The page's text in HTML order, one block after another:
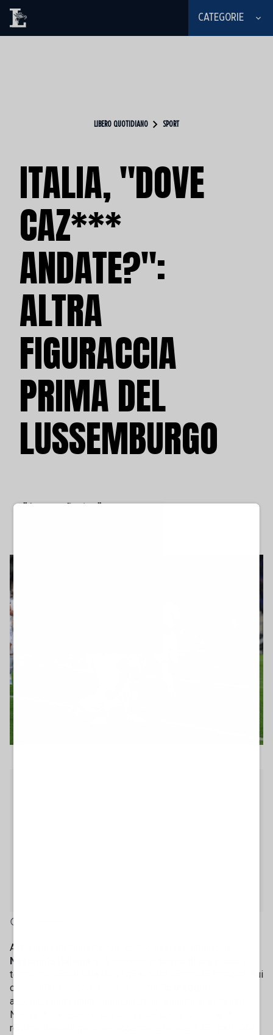
CATEGORIE
LIBERO QUOTIDIANO SPORT
ITALIA, "DOVE
CAZ***
ANDATE?":
ALTRA
FIGURACCIA
PRIMA DEL
LUSSEMBURGO
Alla vigilia dell’amichevole contro il Lussemburgo, la
Nazionale italiana
tempesta social nata da un post tutto sommato innocuo. Sui
canali ufficiali è comparsa la scritta “
accompagnata dalle immagini della squadra in partenza.
Niente di particolare, una semplice comunicazione di
routine, bastata però per accendere la rete. Fuori dall’Italia,